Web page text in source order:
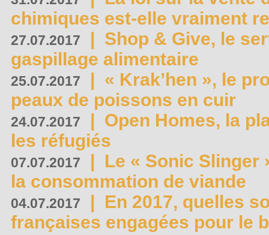
chimiques est-elle vraiment
27.07.2017 | Shop & Give, le
gaspillage alimentaire
25.07.2017 | « Krak’hen », le
peaux de poissons en cuir
24.07.2017 | Open Homes, la
les réfugiés
07.07.2017 | Le « Sonic Slinger
la consommation de viande
04.07.2017 | En 2017, quelles
françaises engagées pour le